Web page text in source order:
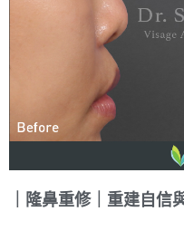
｜隆鼻重修｜重建自信